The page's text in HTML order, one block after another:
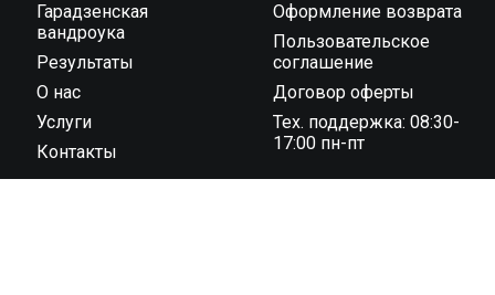
Гарадзенская
вандроука
Результаты
О нас
Услуги
Контакты
Оформление возврата
Пользовательское
соглашение
Договор оферты
Тех. поддержка: 08:30-
17:00 пн-пт